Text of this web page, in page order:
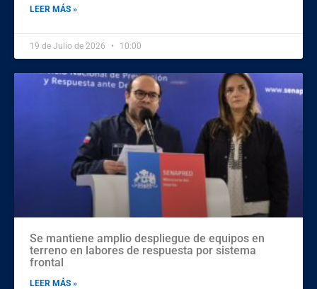
LEER MÁS »
19 de Julio de 2026 10:00
Se mantiene amplio despliegue de equipos en
terreno en labores de respuesta por sistema
frontal
LEER MÁS »